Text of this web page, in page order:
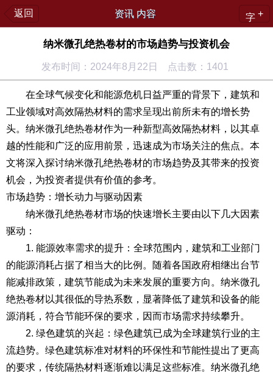
返回 资讯 内容 字 +
纳米微孔绝热卷材的市场趋势与投资机会
发布时间：2024年8月22日 点击数：1401
在全球气候变化和能源危机日益严重的背景下，建筑和
工业领域对高效隔热材料的需求呈现出前所未有的增长势
头。纳米微孔绝热卷材作为一种新型高效隔热材料，以其卓
越的性能和广泛的应用前景，迅速成为市场关注的焦点。本
文将深入探讨纳米微孔绝热卷材的市场趋势及其带来的投资
机会，为投资者提供有价值的参考。
市场趋势：增长动力与驱动因素
纳米微孔绝热卷材市场的快速增长主要由以下几大因素
驱动：
1. 能源效率需求的提升：全球范围内，建筑和工业部门
的能源消耗占据了相当大的比例。随着各国政府相继出台节
能减排政策，建筑节能成为未来发展的重要方向。纳米微孔
绝热卷材以其很低的导热系数，显著降低了建筑和设备的能
源消耗，符合节能环保的要求，因而市场需求持续攀升。
2. 绿色建筑的兴起：绿色建筑已成为全球建筑行业的主
流趋势。绿色建筑标准对材料的环保性和节能性提出了更高
的要求，传统隔热材料逐渐难以满足这些标准。纳米微孔绝